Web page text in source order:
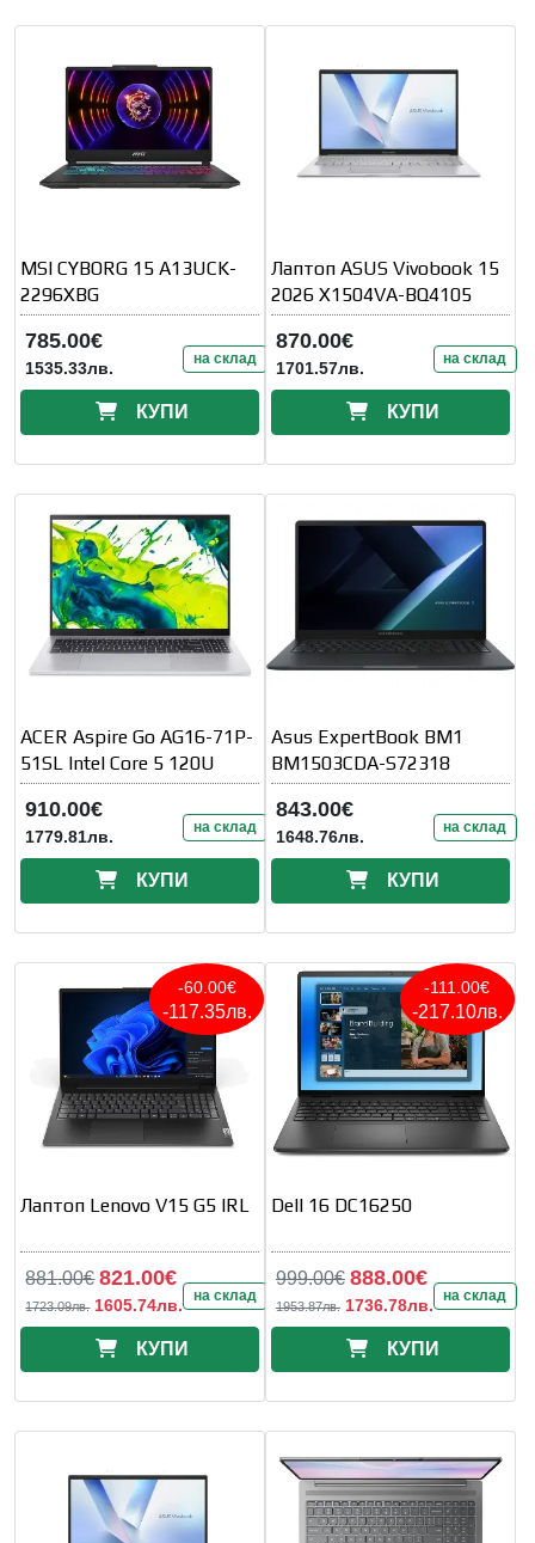
MSI CYBORG 15 A13UCK-
2296XBG
785.00€
1535.33лв. на склад
КУПИ
Лаптоп ASUS Vivobook 15
2026 X1504VA-BQ4105
870.00€
1701.57лв. на склад
КУПИ
ACER Aspire Go AG16-71P-
51SL Intel Core 5 120U
910.00€
1779.81лв. на склад
КУПИ
Asus ExpertBook BM1
BM1503CDA-S72318
843.00€
1648.76лв. на склад
КУПИ
-60.00€
-117.35лв.
Лаптоп Lenovo V15 G5 IRL
881.00€ 821.00€
1723.09лв. 1605.74лв. на склад
КУПИ
-111.00€
-217.10лв.
Dell 16 DC16250
999.00€ 888.00€
1953.87лв. 1736.78лв. на склад
КУПИ